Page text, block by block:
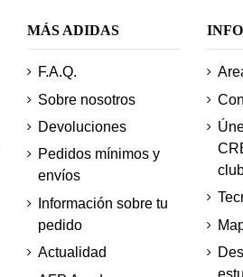
MÁS ADIDAS
F.A.Q.
Sobre nosotros
Devoluciones
Pedidos mínimos y
envíos
Información sobre tu
pedido
Actualidad